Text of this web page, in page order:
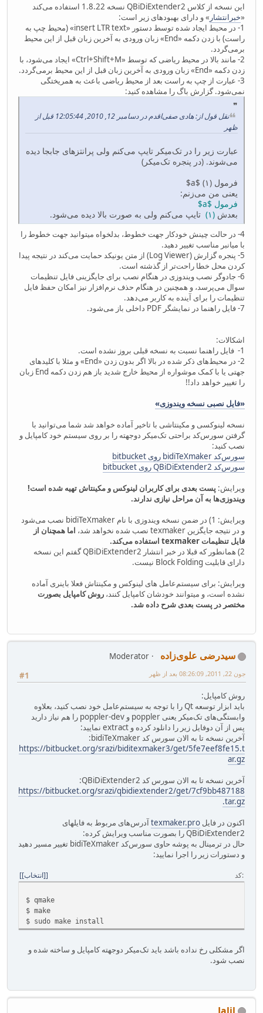
این نسخه از کلاس QBiDiExtender2 نسخه 1.8.22 استفاده می‌کند
«خبرانتشار » و دارای بهبودهای زیر است:
1- در محیط ایجاد شده توسط دستور «insert LTR text» (محیط چپ به
راست) با زدن دکمه «End» زبان ورودی به آخرین زبان قبل از این محیط
برمی‌گردد.
2- مانند بالا در محیط ریاضی که توسط «Ctrl+Shift+M» ایجاد می‌شود، با
زدن دکمه «End» زبان ورودی به آخرین زبان قبل از این محیط برمی‌گردد.
3- عبارت از چپ به راست بعد از محیط ریاضی باعث به همریختگی
نمی‌شود. گزارش باگ را مشاهده کنید:
نقل قول از: هادی صفی‌اقدم در دسامبر 12, 2010, 12:05:44 قبل از
ظهر
عبارت زیر را در تک‌میکر تایپ می‌کنم ولی پرانتزهای جابجا دیده
می‌شوند. (در پنجره تک‌میکر)
فرمول ‎$‎‎‎a‎$‎ (۱)
یعنی من می‌زنم:
فرمول $a$
بعدش (۱) تایپ می‌کنم ولی به صورت بالا دیده می‌شود.
4- در حالت چینش خودکار جهت خطوط، بدلخواه میتوانید جهت خطوط را
با میانبر مناسب تغییر دهید.
5- پنجره گزارش (Log Viewer) از متن یونیکد حمایت می‌کند در نتیجه پیدا
کردن محل خطا راحت‌تر از گذشته است.
6- جادوگر نصب ویندوزی در هنگام نصب برای جایگزینی فایل تنظیمات
سوال می‌پرسد، و همچنین در هنگام حذف نرم‌افزار نیز امکان حفظ فایل
تنظیمات را برای آینده به کاربر می‌دهد.
7- فایل راهنما در نمایشگر PDF داخلی باز می‌شود.
اشکالات:
1- فایل راهنما نسبت به نسخه قبلی بروز نشده است.
2- در محیط‌های ذکر شده در بالا اگر بدون زدن «End» و مثلا با کلیدهای
جهتی یا با کمک موشواره از محیط خارج شدید باز هم زدن دکمه End زبان
را تغییر خواهد داد!!
«فایل نصبی نسخه ویندوزی»
نسخه لینوکسی و مکینتاشی با تاخیر آماده خواهد شد شما می‌توانید با
گرفتن سورس‌کد براحتی تک‌میکر دوجهته را بر روی سیستم خود کامپایل و
نصب کنید:
سورس‌‌کد bidiTeXmaker روی bitbucket
سورس‌‌کد QBiDiExtender2 روی bitbucket
ویرایش: پست بعدی برای کاربران لینوکس و مکینتاش تهیه شده است!
ویندوزی‌ها به آن مراحل نیازی ندارند.
ویرایش: 1) در ضمن نسخه ویندوزی با نام bidiTeXmaker نصب می‌شود
و در نتیجه جایگزین texmaker نصب شده نخواهد شد،
اما همچنان از
فایل تنظیمات texmaker استفاده می‌کند.
2) همانطور که قبلا در خبر انتشار QBiDiExtender2 گفتم این نسخه
دارای قابلیت Block Folding نیست.
ویرایش: برای سیستم‌عامل های لینوکس و مکینتاش فعلا باینری آماده
نشده است، و میتوانند خودشان کامپایل کنند، روش کامپایل بصورت
مختصر در پست بعدی شرح داده شد.
سیدرضی علوی‌زاده
Moderator
#1
جون 22, 2011, 08:26:09 بعد از ظهر
روش کامپایل:
باید ابزار توسعه Qt را با توجه به سیستم‌عامل خود نصب کنید، بعلاوه
وابستگی‌های تک‌میکر یعنی poppler و poppler-dev را هم نیاز دارید
پس از آن دوفایل زیر را دانلود کرده و extract نمایید:
آخرین نسخه تا به الان سورس کد bidiTeXmaker:
https://bitbucket.org/srazi/biditexmaker3/get/5fe7eef8fe15.t
ar.gz
آخرین نسخه تا به الان سورس کد QBiDiExtender2:
https://bitbucket.org/srazi/qbidiextender2/get/7cf9bb487188
.tar.gz
اکنون در فایل texmaker.proآدرس‌های مربوط به فایلهای
QBiDiExtender2 را بصورت مناسب ویرایش کرده:
حال در ترمینال به پوشه حاوی سورس‌کد bidiTeXmaker تغییر مسیر دهید
و دستورات زیر را اجرا نمایید:
کد [انتخاب]
$ qmake
$ make
$ sudo make install
اگر مشکلی رخ نداده باشد باید تک‌میکر دوجهته کامپایل و ساخته شده و
نصب شود.
Jalil